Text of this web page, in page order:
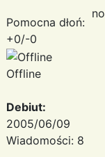
Pomocna dłoń:
+0/-0
Offline
Debiut:
2005/06/09
Wiadomości: 8